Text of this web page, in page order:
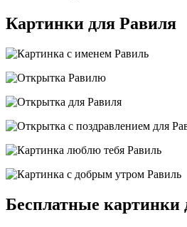
Картинки для Равиля
Бесплатные картинки